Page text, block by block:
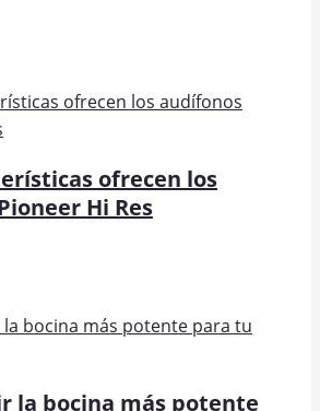
ofrecen los
Hi Res
la bocina más potente